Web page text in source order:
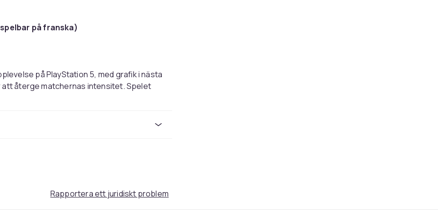
spelbar på franska)
på PlayStation 5, med grafik i nästa
återge matchernas intensitet. Spelet
och följa din spelares progression,
och spelare som söker realistisk
för sportimulering på PS5 genom att
Rapportera ett juridiskt problem